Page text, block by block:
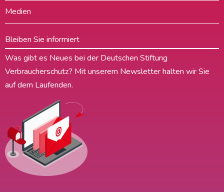
Medien
Bleiben Sie informiert
Was gibt es Neues bei der Deutschen Stiftung
Verbraucherschutz? Mit unserem Newsletter halten wir Sie
auf dem Laufenden.